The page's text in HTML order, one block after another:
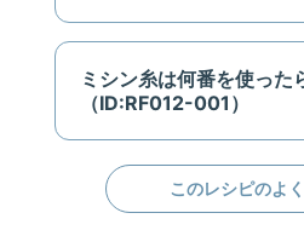
ミシン糸は何番を使った
（ID:RF012-001）
このレシピのよ